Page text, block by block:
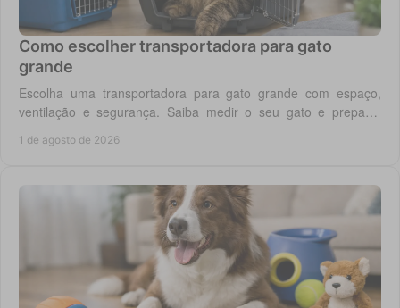
Como escolher transportadora para gato
grande
Escolha uma transportadora para gato grande com espaço,
ventilação e segurança. Saiba medir o seu gato e preparar
1 de agosto de 2026